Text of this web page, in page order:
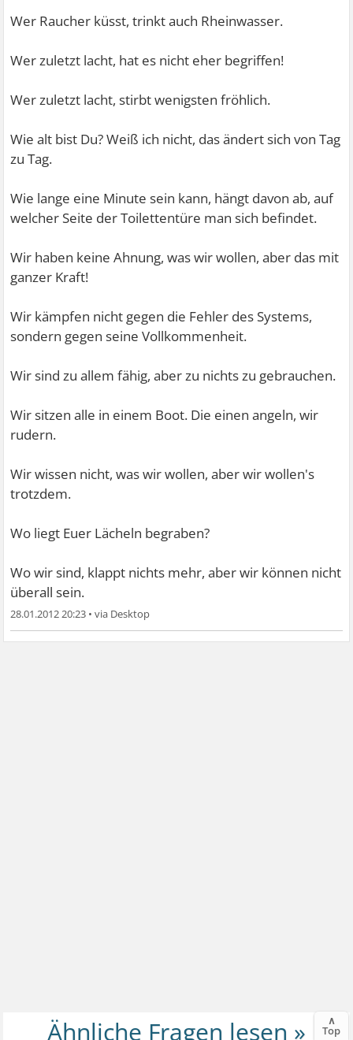
Wer Raucher küsst, trinkt auch Rheinwasser.
Wer zuletzt lacht, hat es nicht eher begriffen!
Wer zuletzt lacht, stirbt wenigsten fröhlich.
Wie alt bist Du? Weiß ich nicht, das ändert sich von Tag
zu Tag.
Wie lange eine Minute sein kann, hängt davon ab, auf
welcher Seite der Toilettentüre man sich befindet.
Wir haben keine Ahnung, was wir wollen, aber das mit
ganzer Kraft!
Wir kämpfen nicht gegen die Fehler des Systems,
sondern gegen seine Vollkommenheit.
Wir sind zu allem fähig, aber zu nichts zu gebrauchen.
Wir sitzen alle in einem Boot. Die einen angeln, wir
rudern.
Wir wissen nicht, was wir wollen, aber wir wollen's
trotzdem.
Wo liegt Euer Lächeln begraben?
Wo wir sind, klappt nichts mehr, aber wir können nicht
überall sein.
28.01.2012 20:23 •
∧
Top